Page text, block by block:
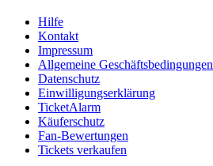
Hilfe
Kontakt
Impressum
Allgemeine Geschäftsbedingungen
Datenschutz
Einwilligungserklärung
TicketAlarm
Käuferschutz
Fan-Bewertungen
Tickets verkaufen